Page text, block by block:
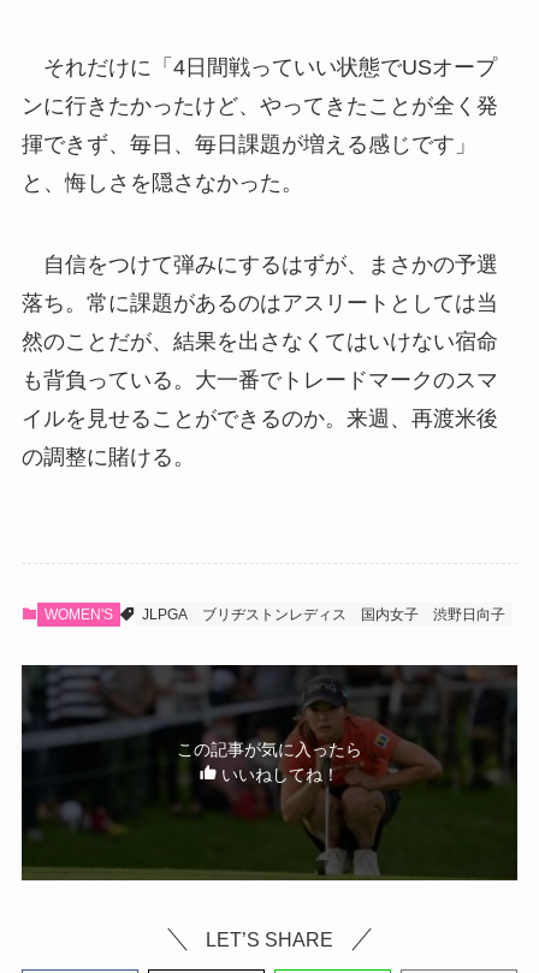
それだけに「4日間戦っていい状態でUSオープ
ンに行きたかったけど、やってきたことが全く発
揮できず、毎日、毎日課題が増える感じです」
と、悔しさを隠さなかった。
自信をつけて弾みにするはずが、まさかの予選
落ち。常に課題があるのはアスリートとしては当
然のことだが、結果を出さなくてはいけない宿命
も背負っている。大一番でトレードマークのスマ
イルを見せることができるのか。来週、再渡米後
の調整に賭ける。
WOMEN'S JLPGA ブリヂストンレディス 国内女子 渋野日向子
この記事が気に入ったら
いいねしてね！
LET’S SHARE